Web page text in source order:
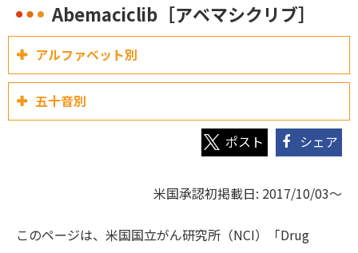
Abemaciclib［アベマシクリブ］
アルファベット別
五十音別
シェア
米国承認初掲載日: 2017/10/03～
このページは、米国国立がん研究所（NCI）「Drug